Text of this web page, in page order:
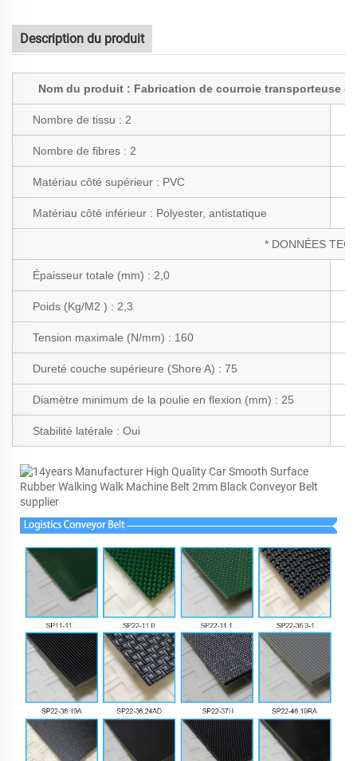
Description du produit
Nom du produit : Fabrication de courroie transporteuse
Nombre de tissu : 2
Nombre de fibres : 2
Matériau côté supérieur : PVC
Matériau côté inférieur : Polyester, antistatique
* DONNÉES
Épaisseur totale (mm) : 2,0
Poids (Kg/M2 ) : 2,3
Tension maximale (N/mm) : 160
Dureté couche supérieure (Shore A) : 75
Diamètre minimum de la poulie en flexion (mm) : 25
Stabilité latérale : Oui